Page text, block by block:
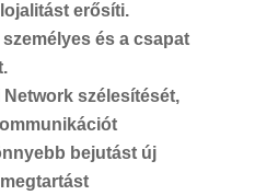
erősíti.
és a csapat
Network szélesítését,
bejutást új